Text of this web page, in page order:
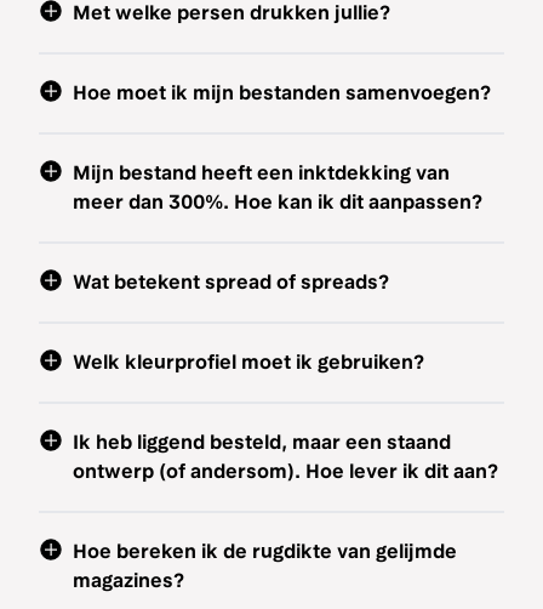
Met welke persen drukken jullie?
Hoe moet ik mijn bestanden samenvoegen?
Mijn bestand heeft een inktdekking van
meer dan 300%. Hoe kan ik dit aanpassen?
Wat betekent spread of spreads?
Welk kleurprofiel moet ik gebruiken?
Ik heb liggend besteld, maar een staand
ontwerp (of andersom). Hoe lever ik dit aan?
Hoe bereken ik de rugdikte van gelijmde
magazines?